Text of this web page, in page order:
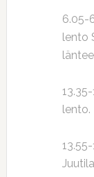
6.05-
lento
lento.